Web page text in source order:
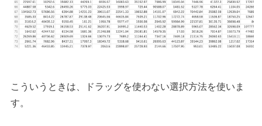
こういうときは、ドラッグを使わない選択方法を使いま
す。